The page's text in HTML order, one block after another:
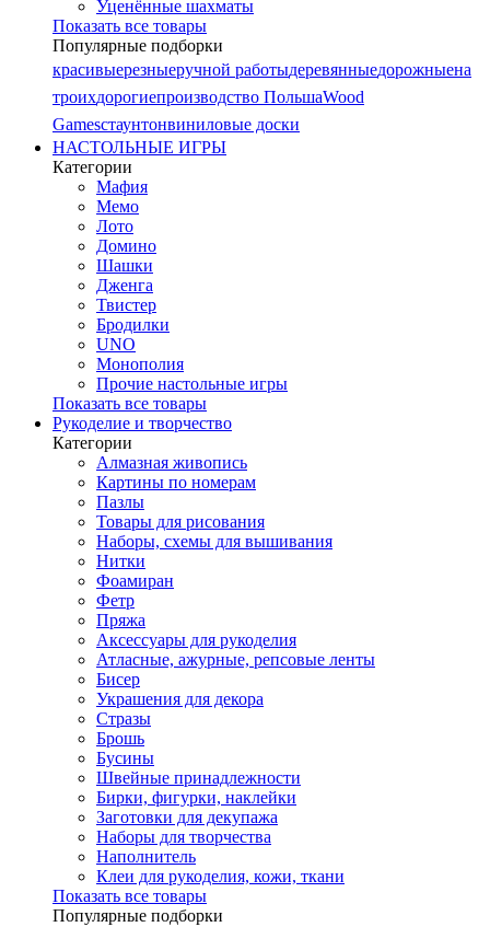
Уценённые шахматы
Показать все товары
Популярные подборки
красивыерезныеручной работыдеревянныедорожныена
троихдорогиепроизводство ПольшаWood
Gamesстаунтонвиниловые доски
НАСТОЛЬНЫЕ ИГРЫ
Категории
Мафия
Мемо
Лото
Домино
Шашки
Дженга
Твистер
Бродилки
UNO
Монополия
Прочие настольные игры
Показать все товары
Рукоделие и творчество
Категории
Алмазная живопись
Картины по номерам
Пазлы
Товары для рисования
Наборы, схемы для вышивания
Нитки
Фоамиран
Фетр
Пряжа
Аксессуары для рукоделия
Атласные, ажурные, репсовые ленты
Бисер
Украшения для декора
Стразы
Брошь
Бусины
Швейные принадлежности
Бирки, фигурки, наклейки
Заготовки для декупажа
Наборы для творчества
Наполнитель
Клеи для рукоделия, кожи, ткани
Показать все товары
Популярные подборки